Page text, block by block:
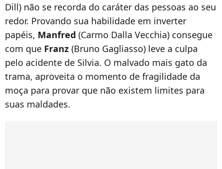
Dill) não se recorda do caráter das pessoas ao seu
redor. Provando sua habilidade em inverter
papéis, Manfred (Carmo Dalla Vecchia) consegue
com que Franz (Bruno Gagliasso) leve a culpa
pelo acidente de Silvia. O malvado mais gato da
trama, aproveita o momento de fragilidade da
moça para provar que não existem limites para
suas maldades.